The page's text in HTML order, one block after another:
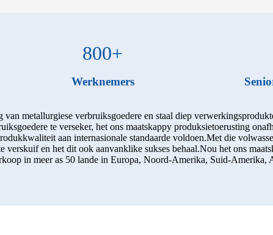
800+
Werknemers
van metallurgiese verbruiksgoedere en staal diep
te verseker, het ons maatskappy produksietoerusting
aan internasionale standaarde voldoen.Met die
verskuif en het dit ook aanvanklike sukses behaal.Nou het ons
in meer as 50 lande in Europa, Noord-Amerika, Suid-Amerika,